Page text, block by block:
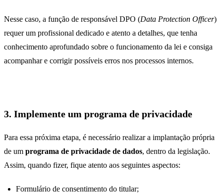
Nesse caso, a função de responsável DPO (Data Protection Officer)
requer um profissional dedicado e atento a detalhes, que tenha
conhecimento aprofundado sobre o funcionamento da lei e consiga
acompanhar e corrigir possíveis erros nos processos internos.
3. Implemente um programa de privacidade
Para essa próxima etapa, é necessário realizar a implantação própria
de um programa de privacidade de dados, dentro da legislação.
Assim, quando fizer, fique atento aos seguintes aspectos:
Formulário de consentimento do titular;